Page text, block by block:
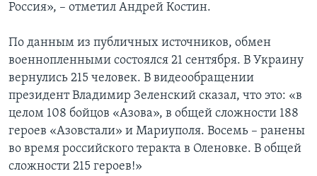
Россия», – отметил Андрей Костин.
По данным из публичных источников, обмен
военнопленными состоялся 21 сентября. В Украину
вернулись 215 человек. В видеообращении
президент Владимир Зеленский сказал, что это: «в
целом 108 бойцов «Азова», в общей сложности 188
героев «Азовстали» и Мариуполя. Восемь – ранены
во время российского теракта в Оленовке. В общей
сложности 215 героев!»